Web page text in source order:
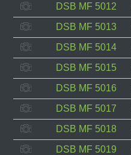
DSB MF 5012
DSB MF 5013
DSB MF 5014
DSB MF 5015
DSB MF 5016
DSB MF 5017
DSB MF 5018
DSB MF 5019